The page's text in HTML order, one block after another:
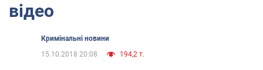
відео
Кримінальні новини
15.10.2018 20:08
194,2 т.